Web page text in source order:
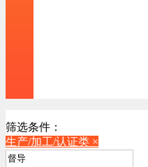
筛选条件：
生产/加工/认证类 ×